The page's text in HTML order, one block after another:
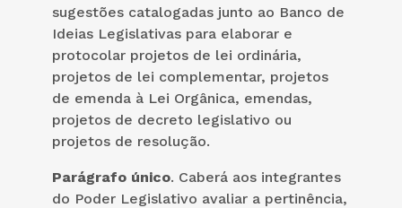
sugestões catalogadas junto ao Banco de
Ideias Legislativas para elaborar e
protocolar projetos de lei ordinária,
projetos de lei complementar, projetos
de emenda à Lei Orgânica, emendas,
projetos de decreto legislativo ou
projetos de resolução.
Parágrafo único. Caberá aos integrantes
do Poder Legislativo avaliar a pertinência,